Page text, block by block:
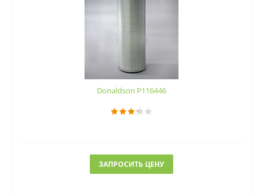
Donaldson P116446
ЗАПРОСИТЬ ЦЕНУ